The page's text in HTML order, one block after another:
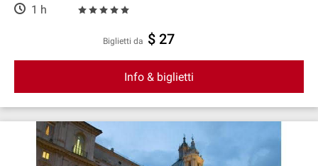
1 h
Biglietti da $ 27
Info & biglietti